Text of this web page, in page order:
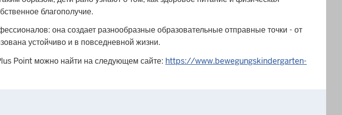
благополучие.
она создает разнообразные образовательные отправные точки - от
устойчиво и в повседневной жизни.
Point можно найти на следующем сайте: https://www.bewegungskindergarten-